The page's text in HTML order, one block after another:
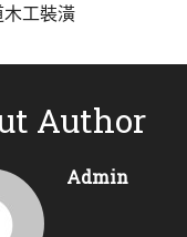
工裝潢
Author
Admin